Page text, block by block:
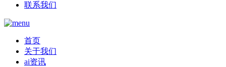
联系我们
首页
关于我们
ai资讯